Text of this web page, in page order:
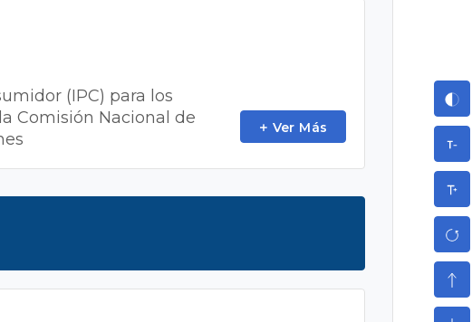
(IPC) para los
Comisión Nacional de
Ver Más